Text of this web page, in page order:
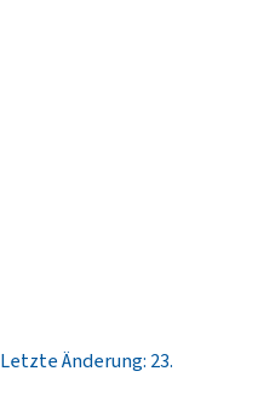
Letzte Änderung: 23.